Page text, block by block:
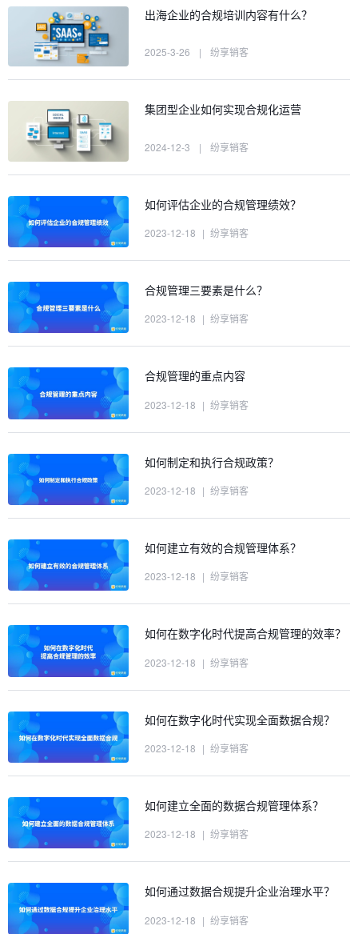
出海企业的合规培训内容有什么？
2025-3-26 | 纷享销客
集团型企业如何实现合规化运营
2024-12-3 | 纷享销客
如何评估企业的合规管理绩效？
2023-12-18 | 纷享销客
合规管理三要素是什么？
2023-12-18 | 纷享销客
合规管理的重点内容
2023-12-18 | 纷享销客
如何制定和执行合规政策？
2023-12-18 | 纷享销客
如何建立有效的合规管理体系？
2023-12-18 | 纷享销客
如何在数字化时代提高合规管理的效率？
2023-12-18 | 纷享销客
如何在数字化时代实现全面数据合规？
2023-12-18 | 纷享销客
如何建立全面的数据合规管理体系？
2023-12-18 | 纷享销客
如何通过数据合规提升企业治理水平？
2023-12-18 | 纷享销客